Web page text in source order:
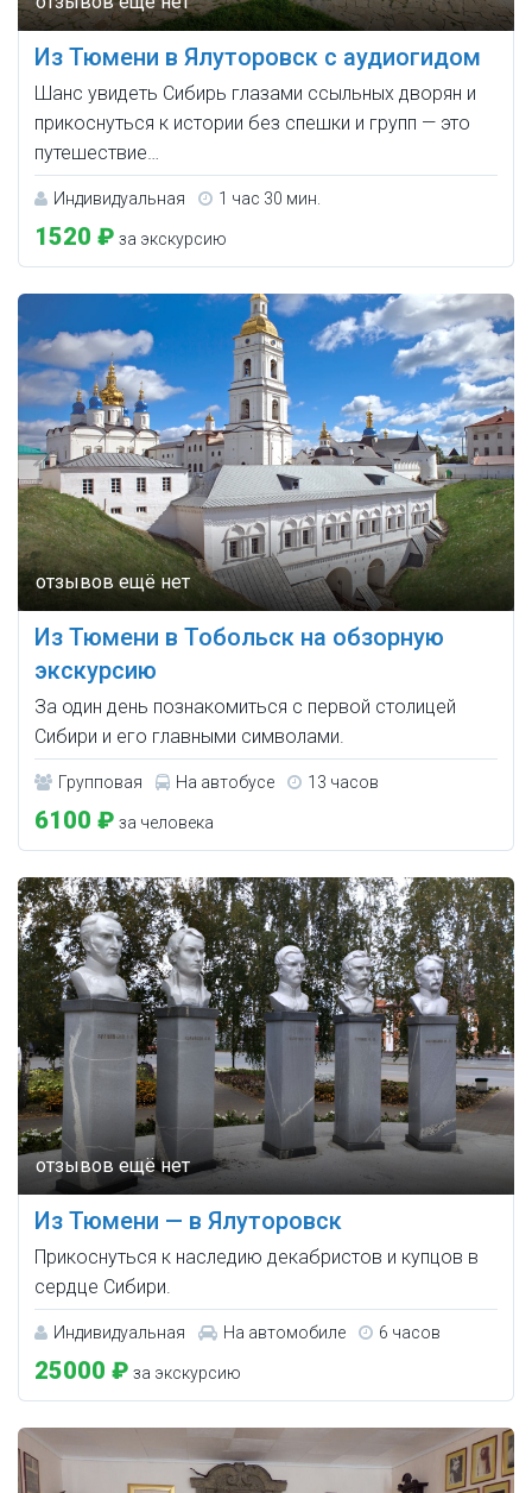
Из Тюмени в Ялуторовск с аудиогидом
Шанс увидеть Сибирь глазами ссыльных дворян и
прикоснуться к истории без спешки и групп — это
путешествие…
Индивидуальная 1 час 30 мин.
1520 ₽ за экскурсию
Из Тюмени в Тобольск на обзорную
экскурсию
За один день познакомиться с первой столицей
Сибири и его главными символами.
Групповая На автобусе 13 часов
6100 ₽ за человека
Из Тюмени — в Ялуторовск
Прикоснуться к наследию декабристов и купцов в
сердце Сибири.
Индивидуальная На автомобиле 6 часов
25000 ₽ за экскурсию